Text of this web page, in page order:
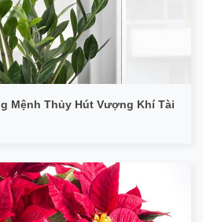
Mệnh Thủy Hút Vượng Khí Tài